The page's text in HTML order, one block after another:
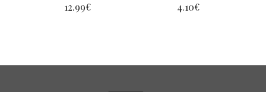
12.99€ 4.10€